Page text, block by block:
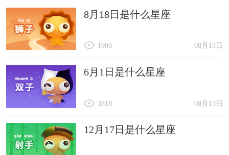
8月18日是什么星座
08月13日
1900
6月1日是什么星座
08月13日
3818
12月17日是什么星座